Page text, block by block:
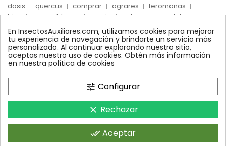
dosis quercus comprar agrares
feromonas
trips
mosca blanca precio palmera
quelato
Econex
control amblyseius araña roja
max
nido encinas alcornoques
conector
xilemax
foresta monitoreo ynject
fertinyect
bioline
robles conectores
ecologico
control biologico
InsectosAuxiliares.com © 2008 - 2026. Expertos en Agricultura
Ecológica y Control Biológico.Operado por AGRARES IBERIA SL.
En InsectosAuxiliares.com, utilizamos cookies para mejorar
tu experiencia de navegación y brindarte un servicio más
personalizado. Al continuar explorando nuestro sitio,
aceptas nuestro uso de cookies. Obtén más información
en nuestra política de cookies
tune Configurar
clear Rechazar
done_all Aceptar